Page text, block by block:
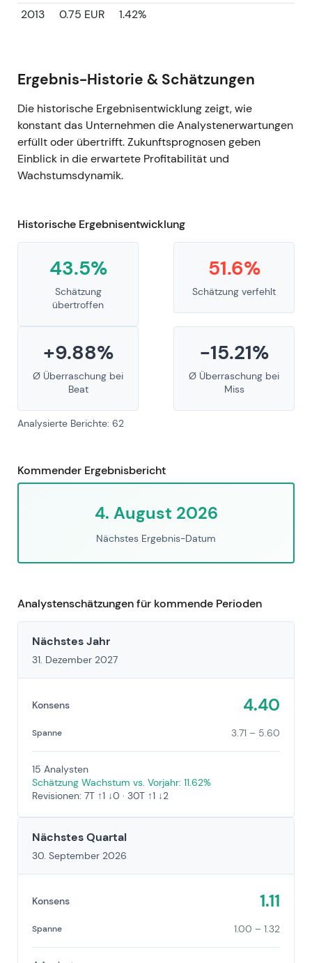
2013
0.75 EUR 1.42%
Ergebnis-Historie & Schätzungen
Die historische Ergebnisentwicklung zeigt, wie
konstant das Unternehmen die Analystenerwartungen
erfüllt oder übertrifft. Zukunftsprognosen geben
Einblick in die erwartete Profitabilität und
Wachstumsdynamik.
Historische Ergebnisentwicklung
43.5%
Schätzung
übertroffen
51.6%
Schätzung verfehlt
+9.88%
Ø Überraschung bei
Beat
-15.21%
Ø Überraschung bei
Miss
Analysierte Berichte: 62
Kommender Ergebnisbericht
4. August 2026
Nächstes Ergebnis-Datum
Analystenschätzungen für kommende Perioden
Nächstes Jahr
31. Dezember 2027
Konsens 4.40
Spanne 3.71 – 5.60
15 Analysten
Schätzung Wachstum vs. Vorjahr: 11.62%
Revisionen: 7T ↑1 ↓0 · 30T ↑1 ↓2
Nächstes Quartal
30. September 2026
Konsens 1.11
Spanne 1.00 – 1.32